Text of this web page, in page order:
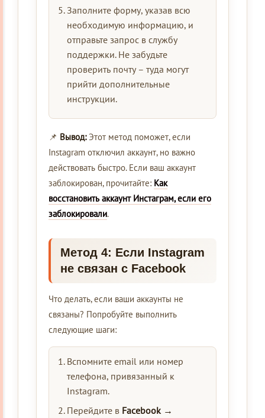
Заполните форму, указав всю
необходимую информацию, и
отправьте запрос в службу
поддержки. Не забудьте
проверить почту – туда могут
прийти дополнительные
инструкции.
📌 Вывод:Этот метод поможет, если
Instagram отключил аккаунт, но важно
действовать быстро. Если ваш аккаунт
заблокирован, прочитайте: Как
восстановить аккаунт Инстаграм, если его
заблокировали.
Метод 4: Если Instagram
не связан с Facebook
Что делать, если ваши аккаунты не
связаны? Попробуйте выполнить
следующие шаги:
Вспомните email или номер
телефона, привязанный к
Instagram.
Перейдите в Facebook →